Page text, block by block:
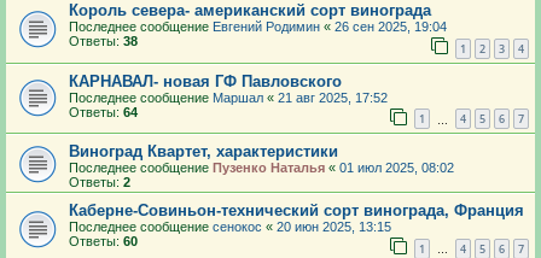
Король севера- американский сорт винограда
Последнее сообщение Евгений Родимин « 26 сен 2025, 19:04
Ответы: 38 1 2 3 4
КАРНАВАЛ- новая ГФ Павловского
Последнее сообщение Маршал « 21 авг 2025, 17:52
Ответы: 64 1 4 5 6 7
Виноград Квартет, характеристики
Последнее сообщение Пузенко Наталья « 01 июл 2025, 08:02
Ответы: 2
Каберне-Совиньон-технический сорт винограда, Франция
Последнее сообщение сенокос « 20 июн 2025, 13:15
Ответы: 60 1 … 4 5 6 7